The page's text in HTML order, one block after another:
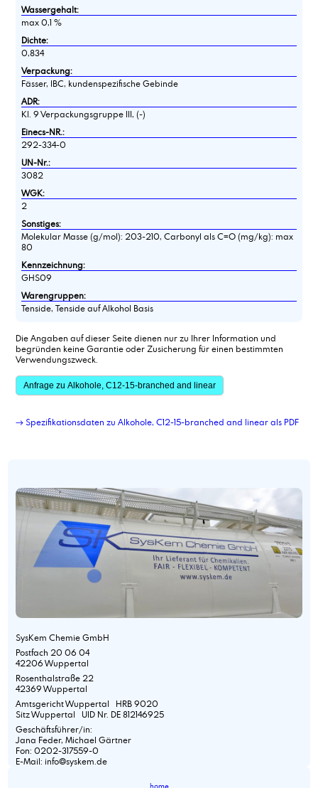
Wassergehalt:
max 0,1 %
Dichte:
0,834
Verpackung:
Fässer, IBC, kundenspezifische Gebinde
ADR:
Kl. 9 Verpackungsgruppe III, (-)
Einecs-NR.:
292-334-0
UN-Nr.:
3082
WGK:
2
Sonstiges:
Molekular Masse (g/mol): 203-210, Carbonyl als C=O (mg/kg): max
80
Kennzeichnung:
GHS09
Warengruppen:
Tenside, Tenside auf Alkohol Basis
Die Angaben auf dieser Seite dienen nur zu Ihrer Information und
begründen keine Garantie oder Zusicherung für einen bestimmten
Verwendungszweck.
Anfrage zu Alkohole, C12-15-branched and linear
→ Spezifikationsdaten zu Alkohole, C12-15-branched and linear als PDF
SysKem Chemie GmbH
Postfach 20 06 04
42206 Wuppertal
Rosenthalstraße 22
42369 Wuppertal
Amtsgericht Wuppertal HRB 9020
Sitz Wuppertal UID Nr. DE 812146925
Geschäftsführer/in:
Jana Feder, Michael Gärtner
Fon: 0202-317559-0
E-Mail: info@syskem.de